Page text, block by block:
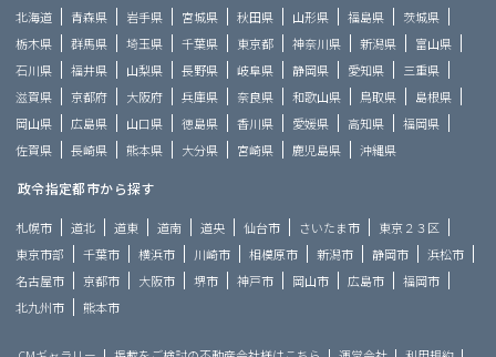
北海道 青森県 岩手県 宮城県 秋田県 山形県 福島県
茨城県
栃木県
群馬県 埼玉県 千葉県 東京都 神奈川県 新潟県
富山県
石川県
福井県 山梨県 長野県 岐阜県 静岡県 愛知県
三重県
滋賀県
京都府 大阪府 兵庫県 奈良県 和歌山県 鳥取県
島根県
岡山県
広島県 山口県 徳島県 香川県 愛媛県 高知県
福岡県
佐賀県
長崎県 熊本県 大分県 宮崎県 鹿児島県 沖縄県
政令指定都市から探す
札幌市 道北 道東 道南 道央 仙台市 さいたま市
東京２３区
東京市部
千葉市 横浜市 川崎市 相模原市 新潟市 静岡市
浜松市
名古屋市
京都市 大阪市 堺市 神戸市 岡山市 広島市
福岡市
北九州市
熊本市